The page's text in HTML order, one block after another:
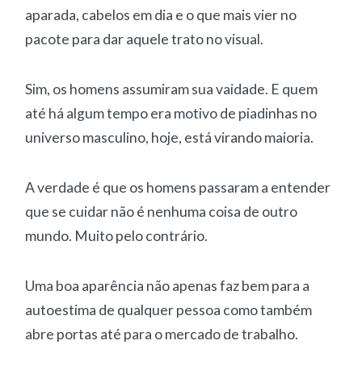
aparada, cabelos em dia e o que mais vier no
pacote para dar aquele trato no visual.
Sim, os homens assumiram sua vaidade. E quem
até há algum tempo era motivo de piadinhas no
universo masculino, hoje, está virando maioria.
A verdade é que os homens passaram a entender
que se cuidar não é nenhuma coisa de outro
mundo. Muito pelo contrário.
Uma boa aparência não apenas faz bem para a
autoestima de qualquer pessoa como também
abre portas até para o mercado de trabalho.